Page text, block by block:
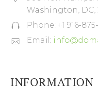
Washington, DC,

 Phone: +1 916-

 Email:
INFORMATION